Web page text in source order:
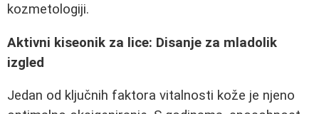
kozmetologiji.
Aktivni kiseonik za lice: Disanje za mladolik
izgled
Jedan od ključnih faktora vitalnosti kože je njeno